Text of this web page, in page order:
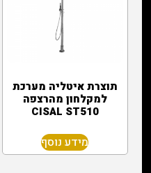
תוצרת איטליה מערכת
למקלחון מהרצפה
CISAL ST510
מידע נוסף